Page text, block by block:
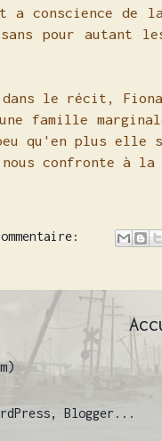
et a conscience
pour autant
le récit, Fiona
famille
qu'en plus
confronte à